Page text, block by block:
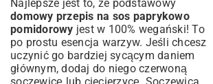
Najlepsze jest to, że podstawowy
domowy przepis na sos paprykowo
pomidorowy jest w 100% wegański! To
po prostu esencja warzyw. Jeśli chcesz
uczynić go bardziej sycącym daniem
głównym, dodaj do niego czerwoną